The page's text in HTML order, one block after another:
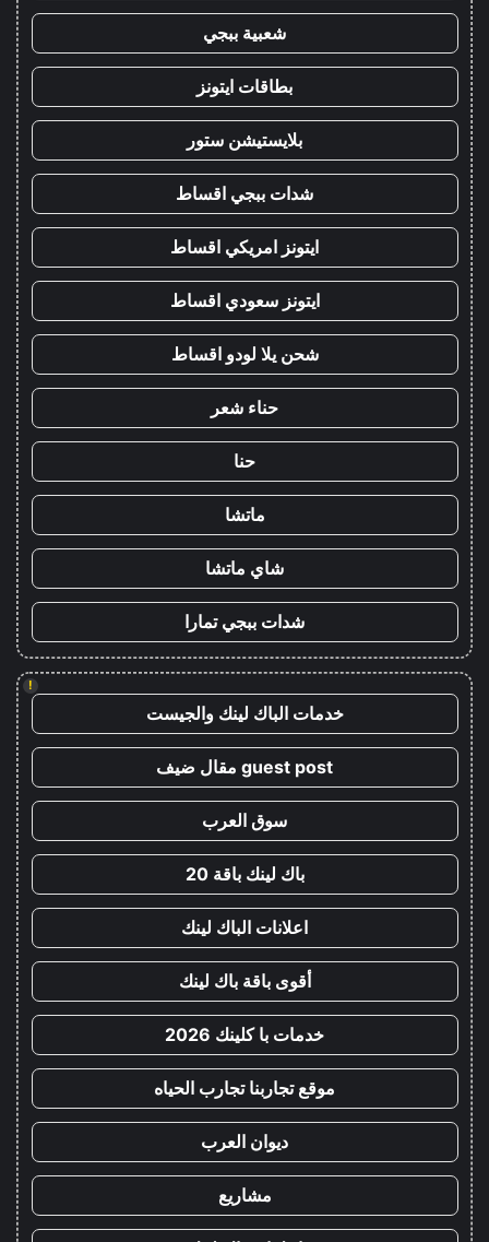
شعبية ببجي
بطاقات ايتونز
بلايستيشن ستور
شدات ببجي اقساط
ايتونز امريكي اقساط
ايتونز سعودي اقساط
شحن يلا لودو اقساط
حناء شعر
حنا
ماتشا
شاي ماتشا
شدات ببجي تمارا
!
خدمات الباك لينك والجيست
guest post مقال ضيف
سوق العرب
باك لينك باقة 20
اعلانات الباك لينك
أقوى باقة باك لينك
خدمات با كلينك 2026
موقع تجاربنا تجارب الحياه
ديوان العرب
مشاريع